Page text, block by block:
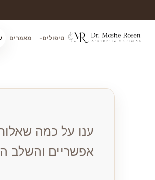
טיפולים מאמרים
ענו על כמה
אפשריים והשלב